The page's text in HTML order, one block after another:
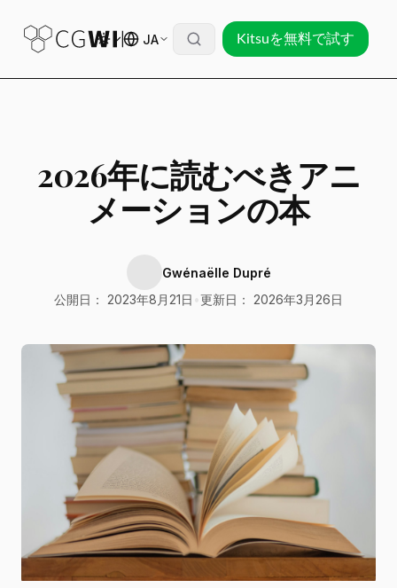
JA Kitsuを無料で試す
2026年に読むべきアニ
メーションの本
Gwénaëlle Dupré
公開日： 2023年8月21日 更新日： 2026年3月26日